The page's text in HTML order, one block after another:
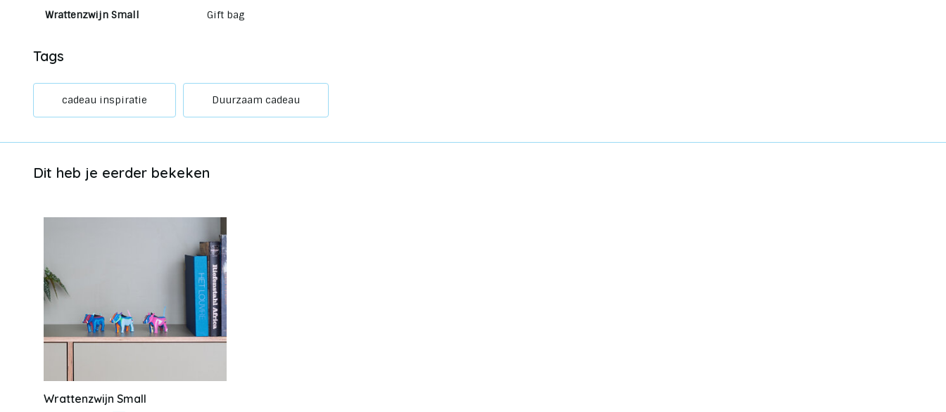
Wrattenzwijn Small Gift bag
Tags
cadeau inspiratie Duurzaam cadeau
Dit heb je eerder bekeken
Wrattenzwijn Small